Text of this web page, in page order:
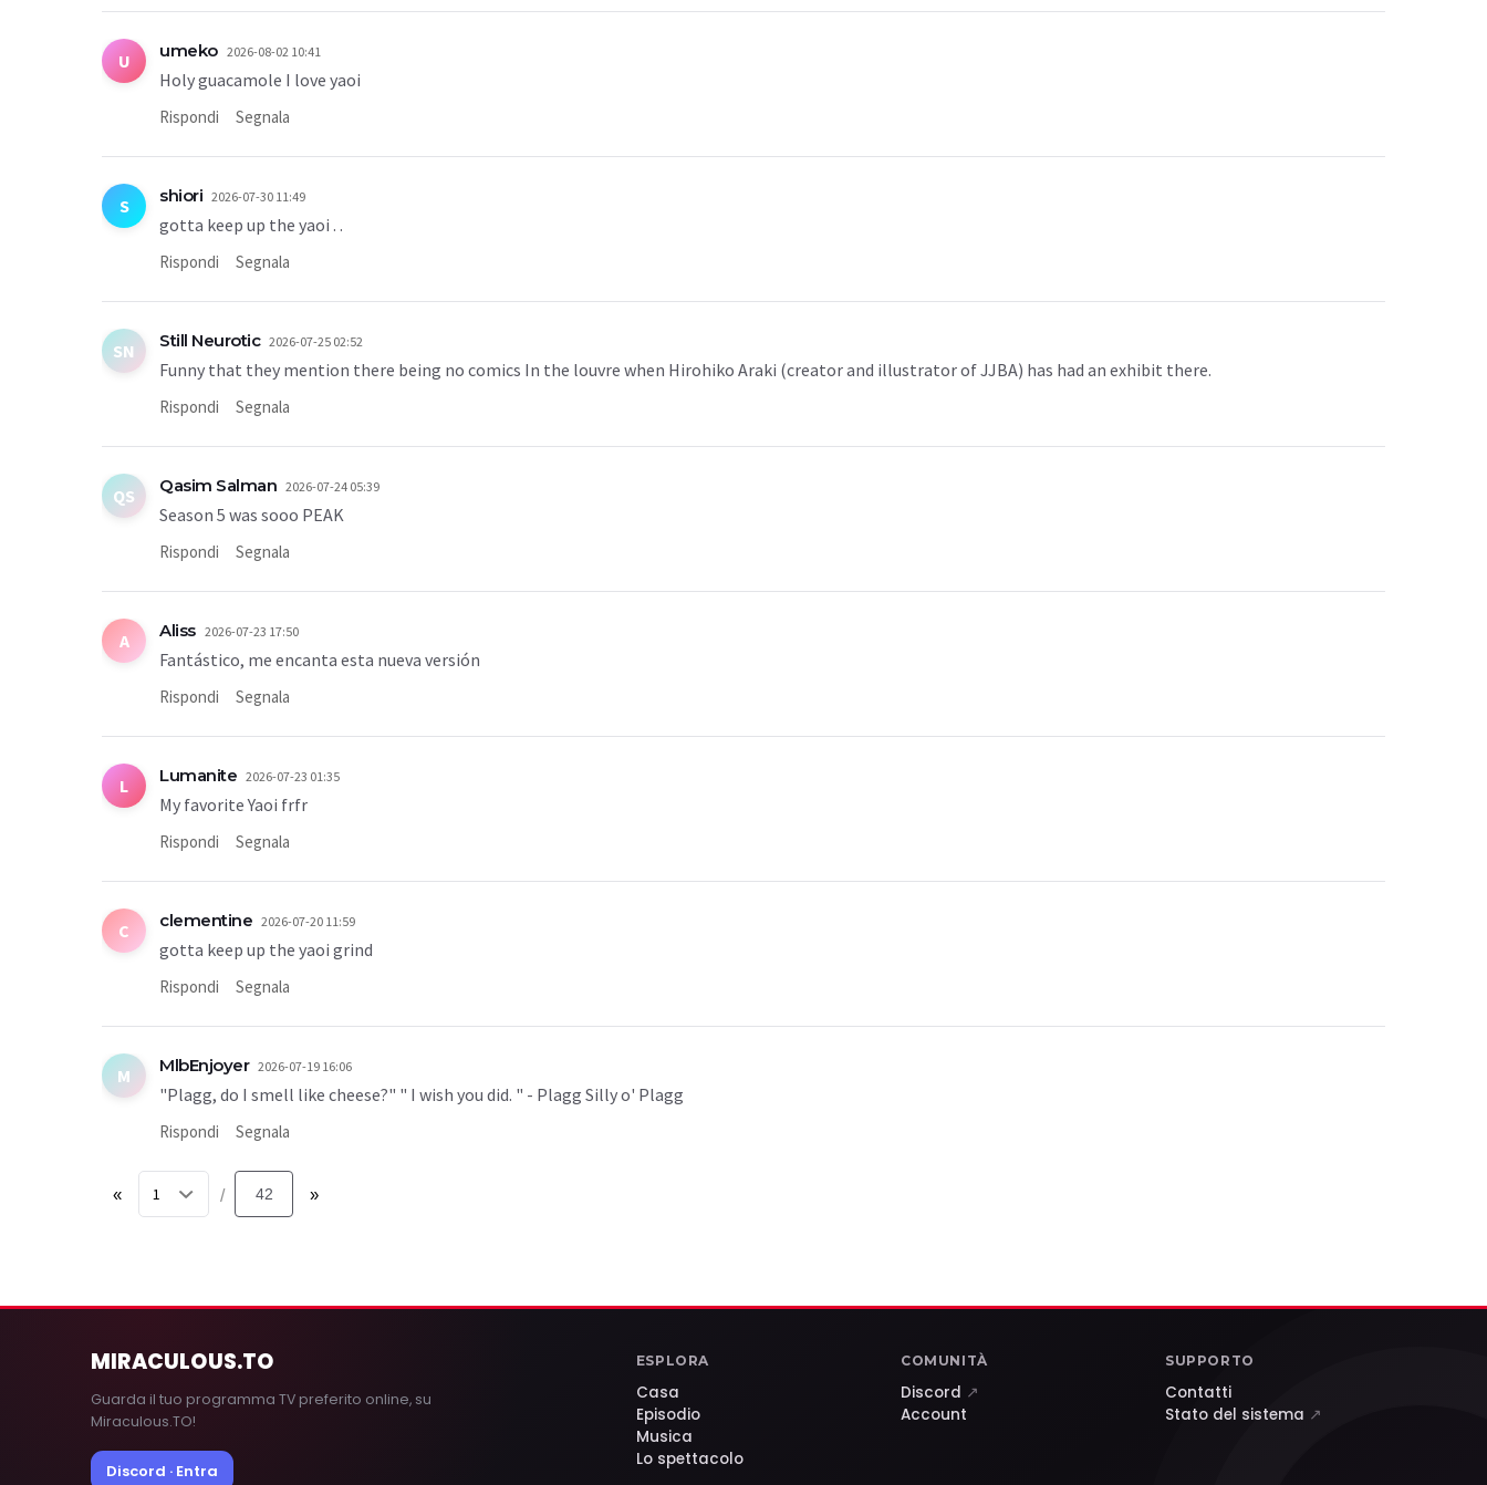
U umeko 2026-08-02 10:41
Holy guacamole I love yaoi
Rispondi Segnala
S shiori 2026-07-30 11:49
gotta keep up the yaoi . .
Rispondi Segnala
SN Still Neurotic 2026-07-25 02:52
Funny that they mention there being no comics In the louvre when Hirohiko Araki (creator and illustrator of JJBA) has had an exhibit there.
Rispondi Segnala
QS Qasim Salman 2026-07-24 05:39
Season 5 was sooo PEAK
Rispondi Segnala
A Aliss 2026-07-23 17:50
Fantástico, me encanta esta nueva versión
Rispondi Segnala
L Lumanite 2026-07-23 01:35
My favorite Yaoi frfr
Rispondi Segnala
C clementine 2026-07-20 11:59
gotta keep up the yaoi grind
Rispondi Segnala
M MlbEnjoyer 2026-07-19 16:06
"Plagg, do I smell like cheese?" " I wish you did. " - Plagg Silly o' Plagg
Rispondi Segnala
« / 42 »
MIRACULOUS.TO
Guarda il tuo programma TV preferito online, su
Miraculous.TO!
Discord · Entra
ESPLORA
Casa
Episodio
Musica
Lo spettacolo
COMUNITÀ
Discord ↗
Account
SUPPORTO
Contatti
Stato del sistema ↗